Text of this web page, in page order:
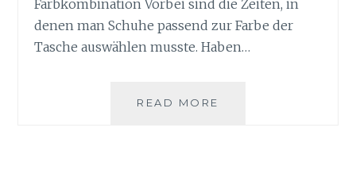
Farbkombination Vorbei sind die Zeiten, in
denen man Schuhe passend zur Farbe der
Tasche auswählen musste. Haben…
READ MORE